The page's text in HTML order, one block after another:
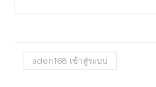
aden168 เข้าสู่ระบบ